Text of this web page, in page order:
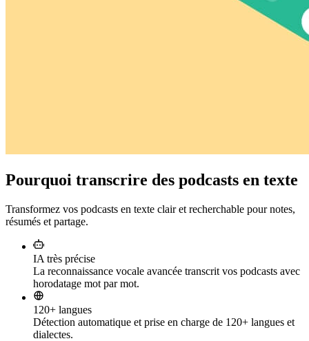
Pourquoi transcrire des podcasts en texte
Transformez vos podcasts en texte clair et recherchable pour notes,
résumés et partage.
IA très précise
La reconnaissance vocale avancée transcrit vos podcasts avec
horodatage mot par mot.
120+ langues
Détection automatique et prise en charge de 120+ langues et
dialectes.